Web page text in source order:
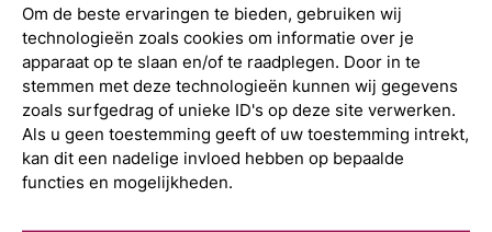
Om de beste ervaringen te bieden, gebruiken wij
technologieën zoals cookies om informatie over je
apparaat op te slaan en/of te raadplegen. Door in te
stemmen met deze technologieën kunnen wij gegevens
zoals surfgedrag of unieke ID's op deze site verwerken.
Als u geen toestemming geeft of uw toestemming intrekt,
kan dit een nadelige invloed hebben op bepaalde
functies en mogelijkheden.